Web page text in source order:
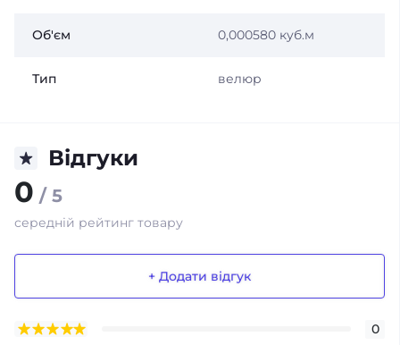
Об'єм 0,000580 куб.м
Тип велюр
Відгуки
0 / 5
середній рейтинг товару
+ Додати відгук
0